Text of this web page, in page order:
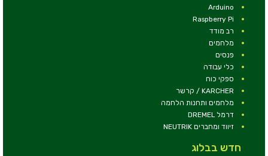
Arduino
Raspberry Pi
רב מודד
מלחמים
פנסים
כלי עבודה
ספקי כוח
KARCHER / קרשר
מלחמים ותחנות הלחמה
דרמל DREMEL
זיווד ומחברים NEUTRIK
חדש בבלוג